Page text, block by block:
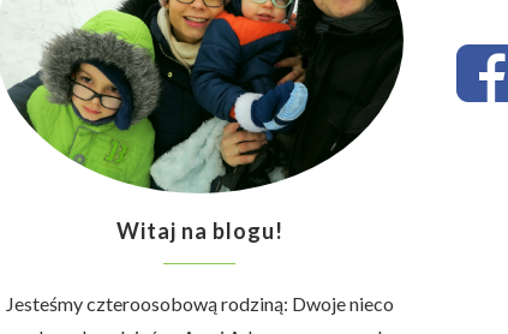
Witaj na blogu!
Jesteśmy czteroosobową rodziną: Dwoje nieco